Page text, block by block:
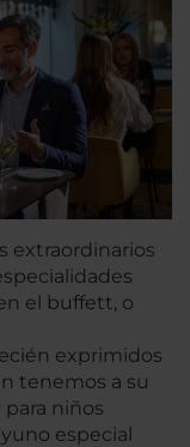
extraordinarios
el buffett, o
exprimidos
tenemos a su
niños
especial